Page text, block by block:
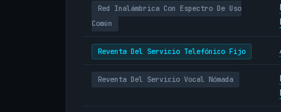
Red Inalámbrica Con Espectro De Uso
Común
Reventa Del Servicio Telefónico Fijo
Reventa Del Servicio Vocal Nómada